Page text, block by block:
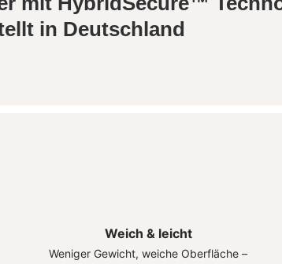
in Deutschland
Weich & leicht
Weniger Gewicht, weiche Oberfläche –